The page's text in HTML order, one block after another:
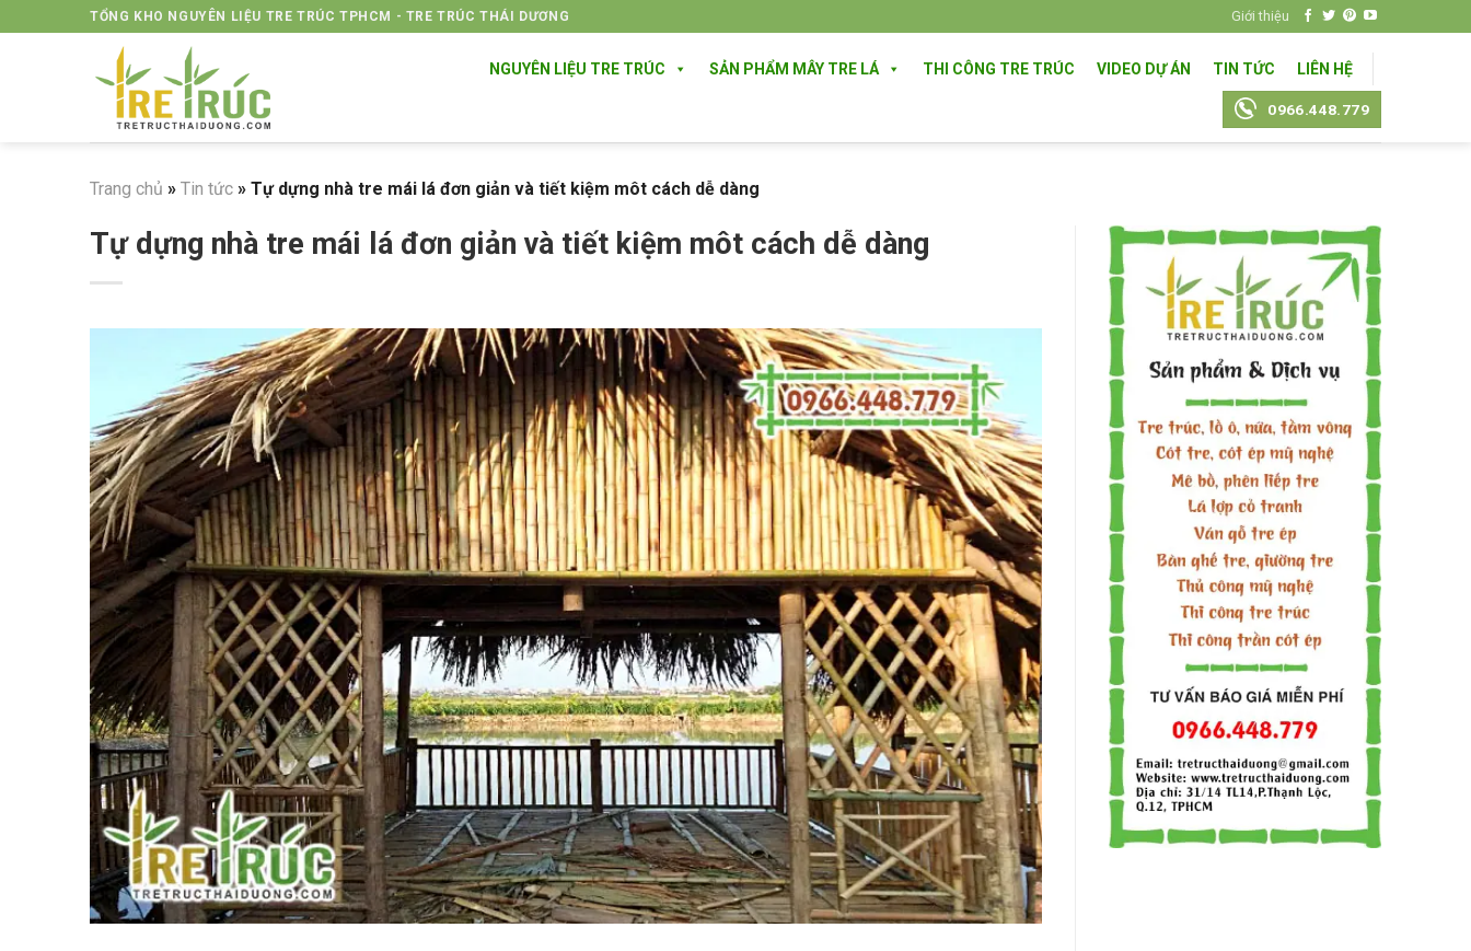
to
TỔNG KHO NGUYÊN LIỆU TRE TRÚC TPHCM - TRE TRÚC THÁI DƯƠNG Giới thiệu
NGUYÊN LIỆU TRE TRÚC SẢN PHẨM MÂY TRE LÁ THI CÔNG TRE TRÚC VIDEO DỰ ÁN TIN TỨC LIÊN HỆ
0966.448.779
Trang chủ » Tin tức » Tự dựng nhà tre mái lá đơn giản và tiết kiệm môt cách dễ dàng
Tự dựng nhà tre mái lá đơn giản và tiết kiệm môt cách dễ dàng